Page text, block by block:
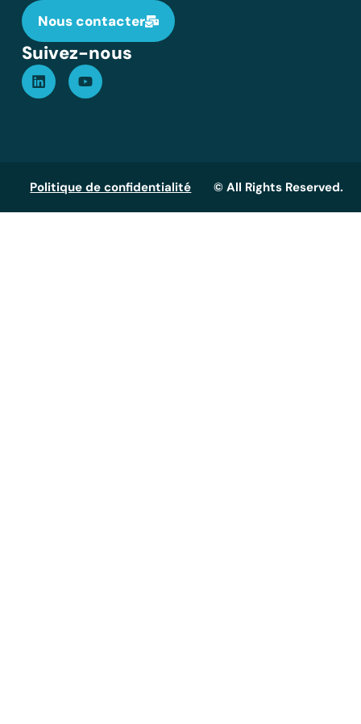
Nous contacter
Suivez-nous
Politique de confidentialité © All Rights Reserved.